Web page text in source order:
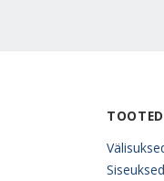
TOOTED
Siseuksed